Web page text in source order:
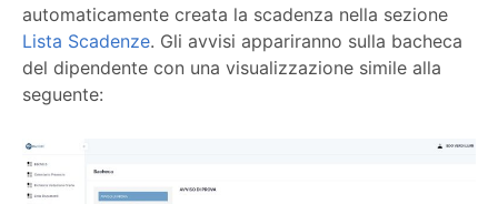
automaticamente creata la scadenza nella sezione
Lista Scadenze. Gli avvisi appariranno sulla bacheca
del dipendente con una visualizzazione simile alla
seguente: